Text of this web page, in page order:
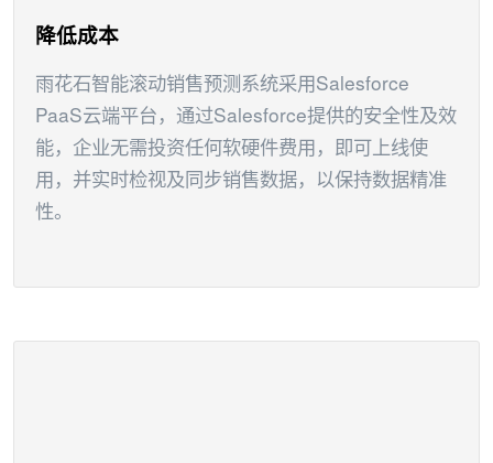
降低成本
雨花石智能滚动销售预测系统采用Salesforce
PaaS云端平台，通过Salesforce提供的安全性及效
能，企业无需投资任何软硬件费用，即可上线使
用，并实时检视及同步销售数据，以保持数据精准
性。